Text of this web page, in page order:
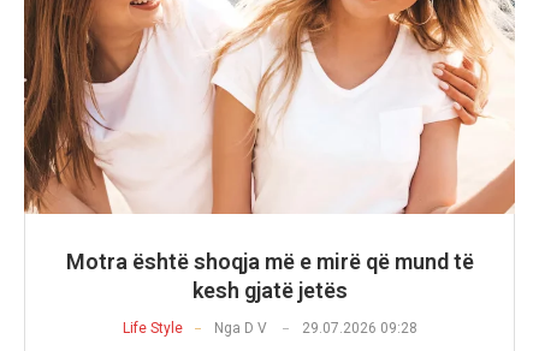
Motra është shoqja më e mirë që mund të
kesh gjatë jetës
Life Style Nga D V 29.07.2026 09:28